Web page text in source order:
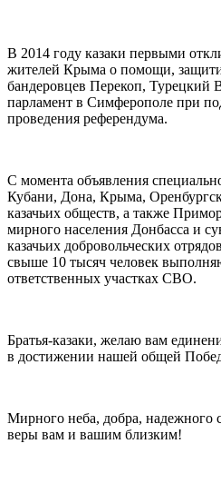
В 2014 году казаки первыми
жителей Крыма о помощи,
бандеровцев Перекоп, Турецкий
парламент в Симферополе при
проведения референдума.
С момента объявления
Кубани, Дона, Крыма,
казачьих обществ, а также
мирного населения Донбасса и
казачьих добровольческих
свыше 10 тысяч человек
ответственных участках СВО.
Братья-казаки, желаю вам
в достижении нашей общей
Мирного неба, добра, надежного
веры вам и вашим близким!